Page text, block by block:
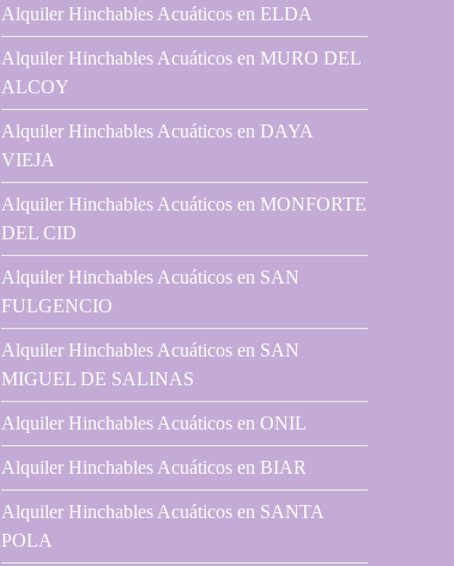
Alquiler Hinchables Acuáticos en ELDA
Alquiler Hinchables Acuáticos en MURO DEL
ALCOY
Alquiler Hinchables Acuáticos en DAYA
VIEJA
Alquiler Hinchables Acuáticos en MONFORTE
DEL CID
Alquiler Hinchables Acuáticos en SAN
FULGENCIO
Alquiler Hinchables Acuáticos en SAN
MIGUEL DE SALINAS
Alquiler Hinchables Acuáticos en ONIL
Alquiler Hinchables Acuáticos en BIAR
Alquiler Hinchables Acuáticos en SANTA
POLA